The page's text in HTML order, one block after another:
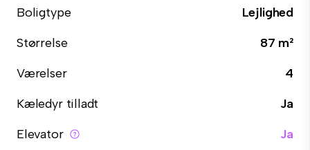
Boligtype
Lejlighed
Størrelse
87 m²
Værelser
4
Kæledyr tilladt
Ja
Elevator
Ja